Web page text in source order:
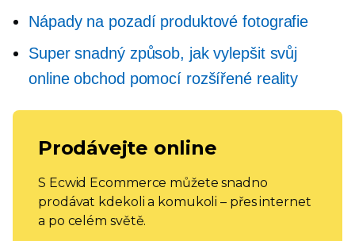
Nápady na pozadí produktové fotografie
Super snadný způsob, jak vylepšit svůj
online obchod pomocí rozšířené reality
Prodávejte online
S Ecwid Ecommerce můžete snadno
prodávat kdekoli a komukoli – přes internet
a po celém světě.